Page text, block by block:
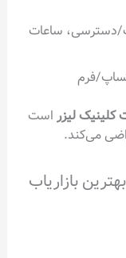
دسترسی، ساعات
فرم
لیزراست
می‌کند.
بازاریاب